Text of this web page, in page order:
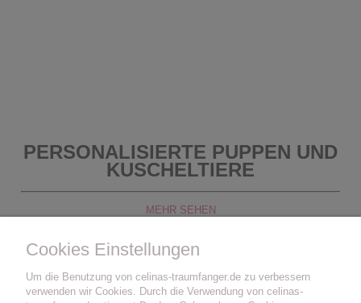
PERSONALISIERTE PUPPEN UND
KUSCHELTIERE
MEHR SEHEN
Cookies Einstellungen
Um die Benutzung von celinas-traumfanger.de zu verbessern
verwenden wir Cookies. Durch die Verwendung von celinas-